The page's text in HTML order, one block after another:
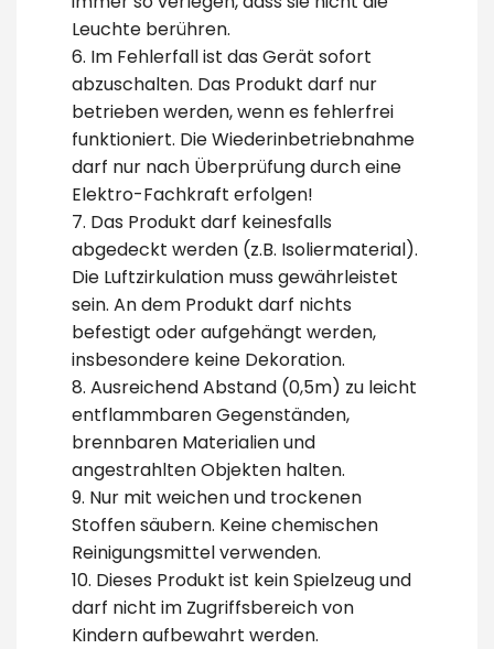
Leuchte berühren.
6. Im Fehlerfall ist das Gerät sofort
abzuschalten. Das Produkt darf nur
betrieben werden, wenn es fehlerfrei
funktioniert. Die Wiederinbetriebnahme
darf nur nach Überprüfung durch eine
Elektro-Fachkraft erfolgen!
7. Das Produkt darf keinesfalls
abgedeckt werden (z.B. Isoliermaterial).
Die Luftzirkulation muss gewährleistet
sein. An dem Produkt darf nichts
befestigt oder aufgehängt werden,
insbesondere keine Dekoration.
8. Ausreichend Abstand (0,5m) zu leicht
entflammbaren Gegenständen,
brennbaren Materialien und
angestrahlten Objekten halten.
9. Nur mit weichen und trockenen
Stoffen säubern. Keine chemischen
Reinigungsmittel verwenden.
10. Dieses Produkt ist kein Spielzeug und
darf nicht im Zugriffsbereich von
Kindern aufbewahrt werden.